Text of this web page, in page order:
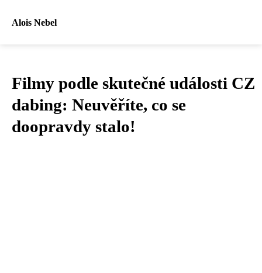
Alois Nebel
Filmy podle skutečné události CZ
dabing: Neuvěříte, co se
doopravdy stalo!